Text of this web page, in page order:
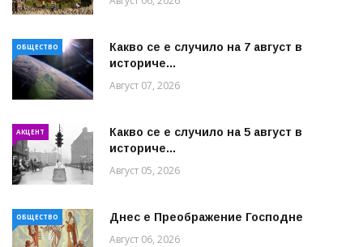
ОБЩЕСТВО
Какво се е случило на 7 август в
историче...
Август 07, 2026
АКЦЕНТ
Какво се е случило на 5 август в
историче...
Август 05, 2026
ОБЩЕСТВО Днес е Преображение Господне
Август 06, 2026